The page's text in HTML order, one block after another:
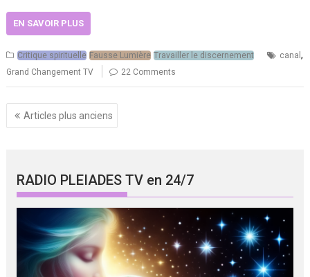
EN SAVOIR PLUS
Critique spirituelle Fausse Lumière Travailler le discernement canal,
Grand Changement TV 22 Comments
Navigation
des
Articles plus anciens
RADIO PLEIADES TV en 24/7